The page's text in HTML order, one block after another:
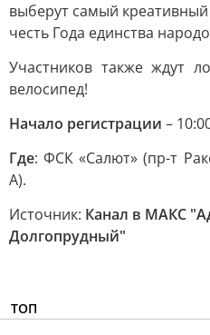
выберут самый
честь Года единства
Участников также ждут
велосипед!
Начало регистрации –
Где: ФСК «Салют» (пр-т
А).
Источник: Канал в МАКС
Долгопрудный"
ТОП